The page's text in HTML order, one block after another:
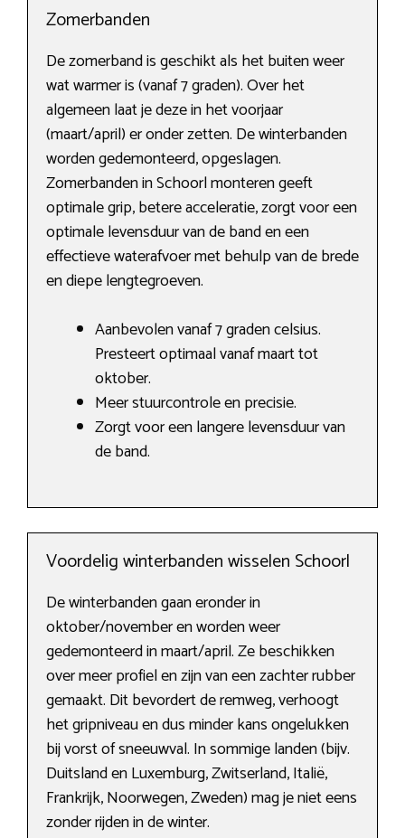
Zomerbanden
De zomerband is geschikt als het buiten weer
wat warmer is (vanaf 7 graden). Over het
algemeen laat je deze in het voorjaar
(maart/april) er onder zetten. De winterbanden
worden gedemonteerd, opgeslagen.
Zomerbanden in Schoorl monteren geeft
optimale grip, betere acceleratie, zorgt voor een
optimale levensduur van de band en een
effectieve waterafvoer met behulp van de brede
en diepe lengtegroeven.
Aanbevolen vanaf 7 graden celsius.
Presteert optimaal vanaf maart tot
oktober.
Meer stuurcontrole en precisie.
Zorgt voor een langere levensduur van
de band.
Voordelig winterbanden wisselen Schoorl
De winterbanden gaan eronder in
oktober/november en worden weer
gedemonteerd in maart/april. Ze beschikken
over meer profiel en zijn van een zachter rubber
gemaakt. Dit bevordert de remweg, verhoogt
het gripniveau en dus minder kans ongelukken
bij vorst of sneeuwval. In sommige landen (bijv.
Duitsland en Luxemburg, Zwitserland, Italië,
Frankrijk, Noorwegen, Zweden) mag je niet eens
zonder rijden in de winter.